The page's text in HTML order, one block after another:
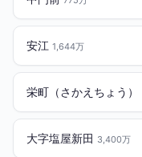
安江 1,644万
栄町（さかえちょう）
大字塩屋新田 3,400万